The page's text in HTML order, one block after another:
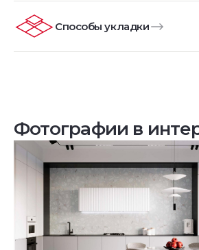
Способы укладки
Фотографии в